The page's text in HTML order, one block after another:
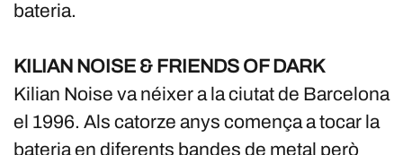
bateria.
KILIAN NOISE & FRIENDS OF DARK
Kilian Noise va néixer a la ciutat de Barcelona
el 1996. Als catorze anys comença a tocar la
bateria en diferents bandes de metal però